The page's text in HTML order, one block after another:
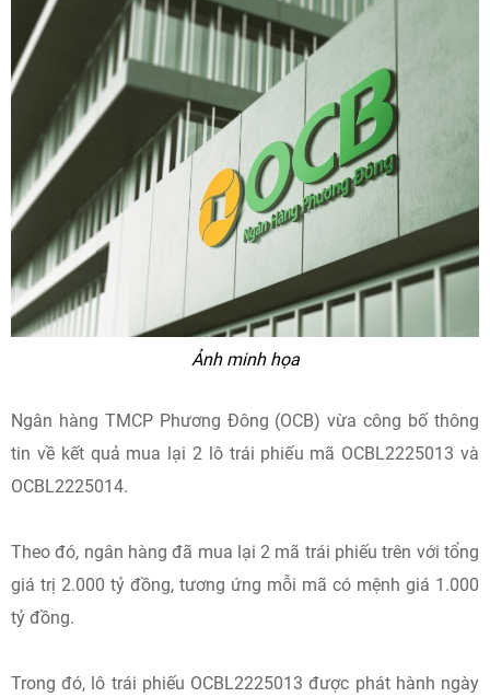
Ảnh minh họa
Ngân hàng TMCP Phương Đông (OCB) vừa công bố thông
tin về kết quả mua lại 2 lô trái phiếu mã OCBL2225013 và
OCBL2225014.
Theo đó, ngân hàng đã mua lại 2 mã trái phiếu trên với tổng
giá trị 2.000 tỷ đồng, tương ứng mỗi mã có mệnh giá 1.000
tỷ đồng.
Trong đó, lô trái phiếu OCBL2225013 được phát hành ngày